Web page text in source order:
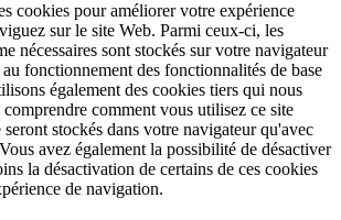
cookies pour améliorer votre expérience
sur le site Web. Parmi ceux-ci, les
nécessaires sont stockés sur votre navigateur
fonctionnement des fonctionnalités de base
également des cookies tiers qui nous
comprendre comment vous utilisez ce site
stockés dans votre navigateur qu'avec
avez également la possibilité de désactiver
la désactivation de certains de ces cookies
de navigation.